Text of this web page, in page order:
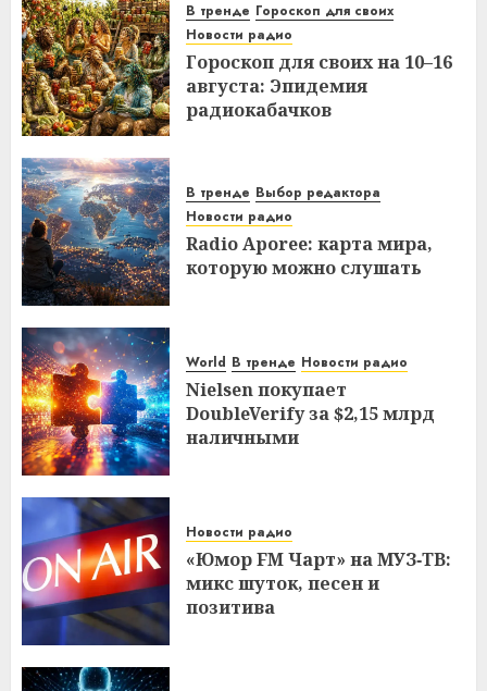
В тренде Гороскоп для своих
Новости радио
Гороскоп для своих на 10–16
августа: Эпидемия
радиокабачков
В тренде Выбор редактора
Новости радио
Radio Aporee: карта мира,
которую можно слушать
World В тренде Новости радио
Nielsen покупает
DoubleVerify за $2,15 млрд
наличными
Новости радио
«Юмор FM Чарт» на МУЗ‑ТВ:
микс шуток, песен и
позитива